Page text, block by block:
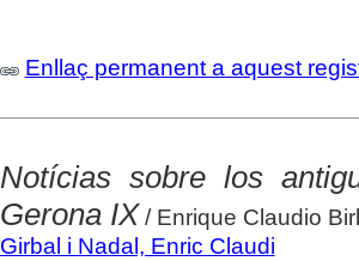
Enllaç permanent a aquest
Notícias sobre los
Gerona IX / Enrique Claudio
Girbal i Nadal, Enric Claudi